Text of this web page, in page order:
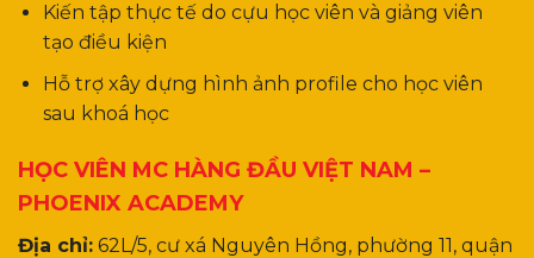
Kiến tập thực tế do cựu học viên và giảng viên
tạo điều kiện
Hỗ trợ xây dựng hình ảnh profile cho học viên
sau khoá học
HỌC VIÊN MC HÀNG ĐẦU VIỆT NAM –
PHOENIX ACADEMY
Địa chỉ: 62L/5, cư xá Nguyên Hồng, phường 11, quận